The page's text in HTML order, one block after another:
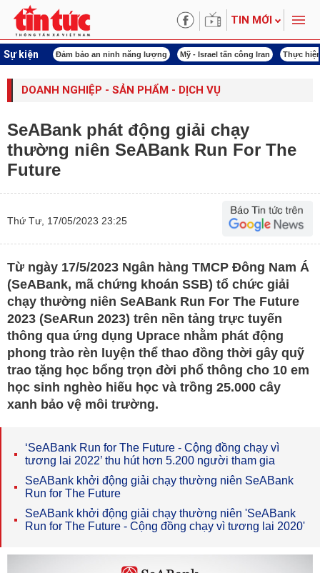
TIN MỚI
Sự kiện
khóa XVI Đảm bảo an ninh năng lượng Mỹ - Israel tấn công Iran Thực
DOANH NGHIỆP - SẢN PHẨM - DỊCH VỤ
SeABank phát động giải chạy
thường niên SeABank Run For The
Future
Thứ Tư, 17/05/2023 23:25
Từ ngày 17/5/2023 Ngân hàng TMCP Đông Nam Á
(SeABank, mã chứng khoán SSB) tổ chức giải
chạy thường niên SeABank Run For The Future
2023 (SeARun 2023) trên nền tảng trực tuyến
thông qua ứng dụng Uprace nhằm phát động
phong trào rèn luyện thể thao đồng thời gây quỹ
trao tặng học bổng trọn đời phổ thông cho 10 em
học sinh nghèo hiếu học và trồng 25.000 cây
xanh bảo vệ môi trường.
‘SeABank Run for The Future - Cộng đồng chạy vì
tương lai 2022’ thu hút hơn 5.200 người tham gia
SeABank khởi động giải chạy thường niên SeABank
Run for The Future
SeABank khởi động giải chạy thường niên 'SeABank
Run for The Future - Cộng đồng chạy vì tương lai 2020'